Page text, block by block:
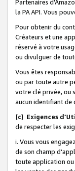
Partenaires
la PA API. Vous
Pour obtenir du
Créateurs et une
réservé à votre
ou divulguer de
Vous êtes
ou par toute autre
votre clé privée, ou
aucun identifiant de
(c) Exigences
de respecter les
i. Vous vous
de son champ
toute application ou